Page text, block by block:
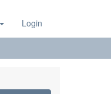
Login